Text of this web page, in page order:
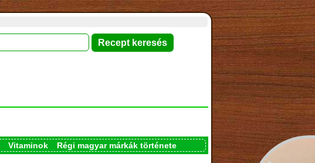
Vitaminok
Régi magyar márkák története